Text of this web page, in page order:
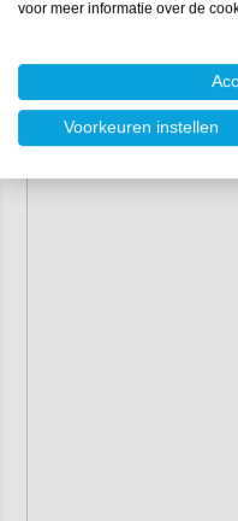
voor meer informatie over de
Voorkeuren instellen